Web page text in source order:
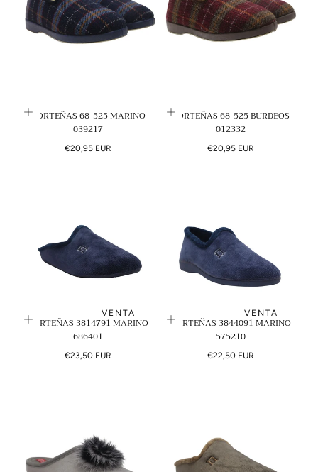
NORTEÑAS 68-525 MARINO
039217
Precio
€20,95 EUR
NORTEÑAS 68-525 BURDEOS
012332
Precio
€20,95 EUR
VENTA
NORTEÑAS 3814791 MARINO
686401
Precio
€23,50 EUR
VENTA
NORTEÑAS 3844091 MARINO
575210
Precio
€22,50 EUR